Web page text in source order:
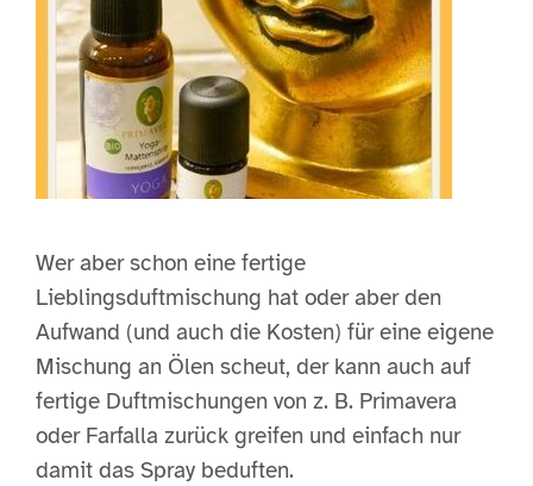
Wer aber schon eine fertige
Lieblingsduftmischung hat oder aber den
Aufwand (und auch die Kosten) für eine eigene
Mischung an Ölen scheut, der kann auch auf
fertige Duftmischungen von z. B. Primavera
oder Farfalla zurück greifen und einfach nur
damit das Spray beduften.